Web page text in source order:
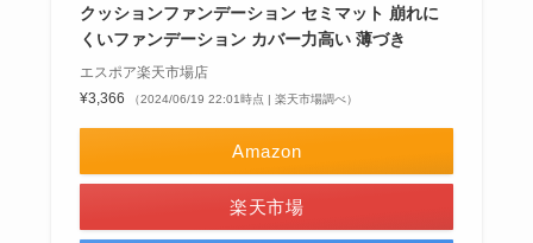
クッションファンデーション セミマット 崩れに
くいファンデーション カバー力高い 薄づき
エスポア楽天市場店
¥3,366
（2024/06/19 22:01時点 | 楽天市場調べ）
Amazon
楽天市場